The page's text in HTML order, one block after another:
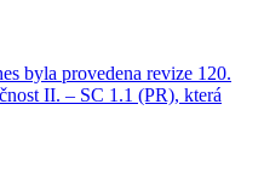
byla provedena revize 120.
II. – SC 1.1 (PR), která